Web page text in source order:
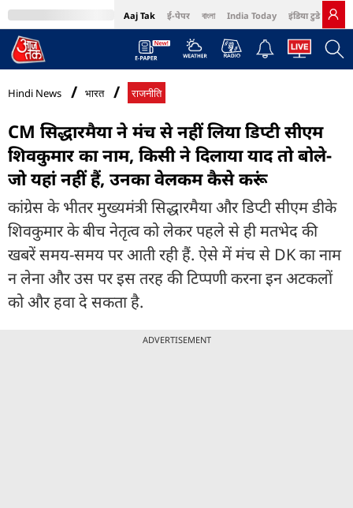
Aaj Tak ई-पेपर বাংলা India Today इंडिया टुडे हिंदी
MumbaiTak Cosmopolitan Harper's Bazaar Northeast
Hindi News भारत राजनीति
CM सिद्धारमैया ने मंच से नहीं लिया डिप्टी सीएम
शिवकुमार का नाम, किसी ने दिलाया याद तो बोले-
जो यहां नहीं हैं, उनका वेलकम कैसे करूं
कांग्रेस के भीतर मुख्यमंत्री सिद्धारमैया और डिप्टी सीएम डीके
शिवकुमार के बीच नेतृत्व को लेकर पहले से ही मतभेद की
खबरें समय-समय पर आती रही हैं. ऐसे में मंच से DK का नाम
न लेना और उस पर इस तरह की टिप्पणी करना इन अटकलों
को और हवा दे सकता है.
ADVERTISEMENT